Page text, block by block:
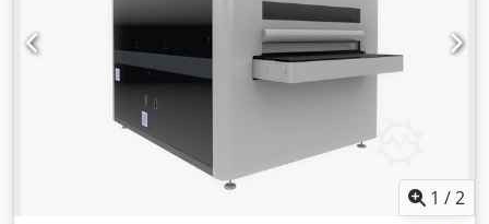
1 /2